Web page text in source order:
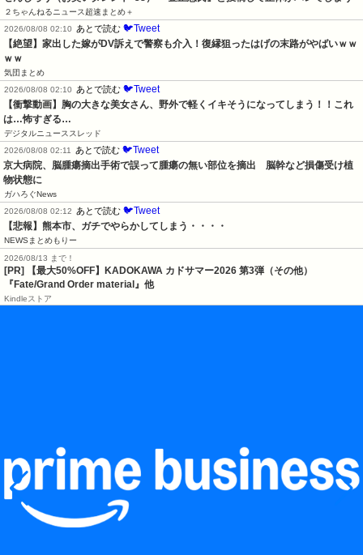
２ちゃんねるニュース超速まとめ＋
2026/08/08 02:10
あとで読む 🐦Tweet
【絶望】家出した嫁がDV訴えで警察も介入！復縁狙ったはげの末路がやばいｗｗ
ｗｗ
気団まとめ
2026/08/08 02:10
あとで読む 🐦Tweet
【衝撃動画】胸の大きな美女さん、野外で軽くイキそうになってしまう！！これ
は…怖すぎる…
デジタルニューススレッド
2026/08/08 02:11
あとで読む 🐦Tweet
京大病院、脳腫瘍摘出手術で誤って腫瘍の無い部位を摘出　脳幹など損傷受け植
物状態に
ガハろぐNews
2026/08/08 02:12
あとで読む 🐦Tweet
【悲報】熊本市、ガチでやらかしてしまう・・・・
NEWSまとめもりー
2026/08/13 まで！
[PR]
【最大50%OFF】KADOKAWA カドサマー2026 第3弾（その他）
『Fate/Grand Order material』他
Kindleストア